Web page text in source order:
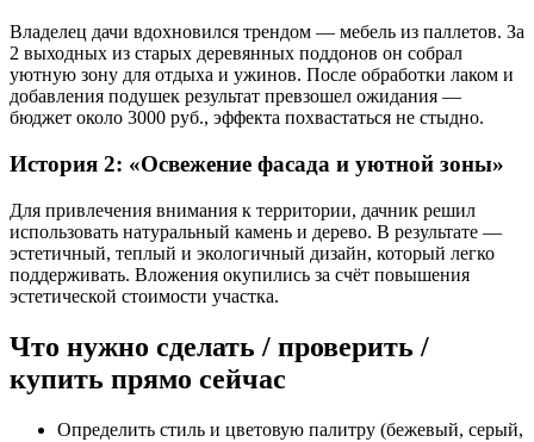
Владелец дачи вдохновился трендом — мебель из паллетов. За
2 выходных из старых деревянных поддонов он собрал
уютную зону для отдыха и ужинов. После обработки лаком и
добавления подушек результат превзошел ожидания —
бюджет около 3000 руб., эффекта похвастаться не стыдно.
История 2: «Освежение фасада и уютной зоны»
Для привлечения внимания к территории, дачник решил
использовать натуральный камень и дерево. В результате —
эстетичный, теплый и экологичный дизайн, который легко
поддерживать. Вложения окупились за счёт повышения
эстетической стоимости участка.
Что нужно сделать / проверить /
купить прямо сейчас
Определить стиль и цветовую палитру (бежевый, серый,